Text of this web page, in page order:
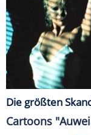
Die größten
Cartoons